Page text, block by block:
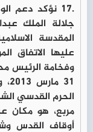
.17 نؤكد دعم
جلالة الملك
المقدسة
عليها الاتفاق
وفخامة الرئيس
مربع، هو مكان
أوقاف القدس